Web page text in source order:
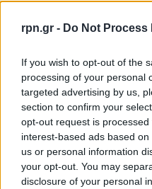
rpn.gr - Do Not
If you wish to opt-out of the
processing of your personal
targeted advertising by us,
section to confirm your
opt-out request is
interest-based ads based
us or personal information
your opt-out. You may
disclosure of your personal